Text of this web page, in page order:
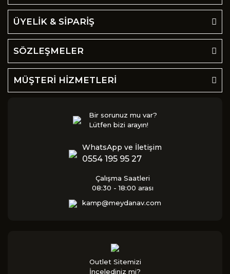
ÜYELİK & SİPARİŞ
SÖZLEŞMELER
MÜŞTERİ HİZMETLERİ
Bir sorunuz mu var?
Lütfen bizi arayın!
WhatsApp ve İletişim
0554 195 95 27
Çalışma Saatleri
08:30 - 18:00 arası
kamp@meydanav.com
Outlet Sitemizi
İncelediniz mi?